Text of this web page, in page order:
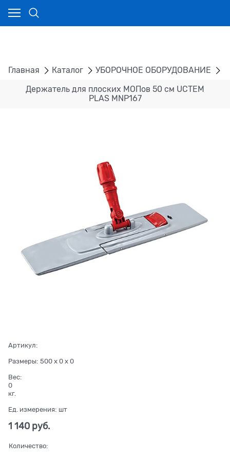
Главная Каталог УБОРОЧНОЕ ОБОРУДОВАНИЕ
Держатель для плоских МОПов 50 см UCTEM
PLAS MNP167
Артикул:
Размеры: 500 x 0 x 0
Вес:
0
кг.
Ед. измерения: шт
1 140 руб.
Количество: